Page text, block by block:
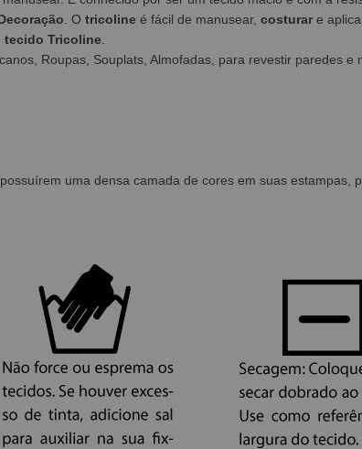
. O tricoline é fácil de manusear, costurar e
tecido Tricoline
Roupas, Souplats, Almofadas, para revestir paredes
uma densa camada de cores em suas estampas,